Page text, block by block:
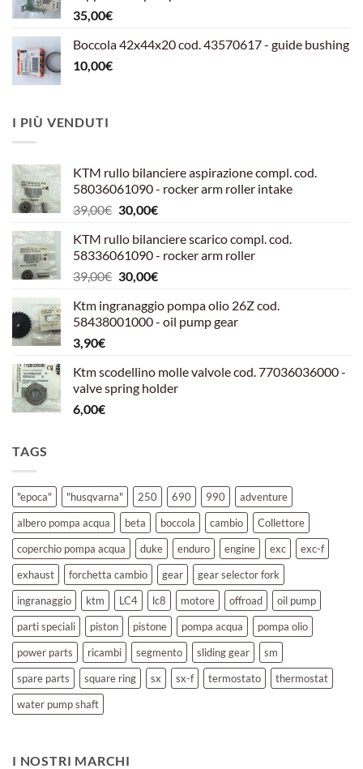
35,00€
Boccola 42x44x20 cod. 43570617 - guide bushing
10,00€
I PIÙ VENDUTI
KTM rullo bilanciere aspirazione compl. cod.
58036061090 - rocker arm roller intake
39,00€ Il
originale
era:
39,00€.
30,00€Il
attuale
è:
30,00€.
KTM rullo bilanciere scarico compl. cod.
58336061090 - rocker arm roller
39,00€ Il
originale
era:
30,00€Il
attuale
è:
Ktm ingranaggio pompa olio 26Z cod.
58438001000 - oil pump gear
3,90€
Ktm scodellino molle valvole cod. 77036036000 -
valve spring holder
6,00€
TAGS
"epoca" "husqvarna" 250 690 990
adventure
albero pompa acqua
beta boccola cambio
Collettore
coperchio pompa acqua
duke enduro engine exc
exc-f
exhaust
forchetta cambio gear
gear selector fork
ingranaggio
ktm LC4 lc8 motore offroad
oil pump
parti speciali
piston pistone pompa acqua
pompa olio
power parts
ricambi segmento sliding gear
sm
spare parts
square ring sx sx-f termostato
thermostat
water pump shaft
I NOSTRI MARCHI